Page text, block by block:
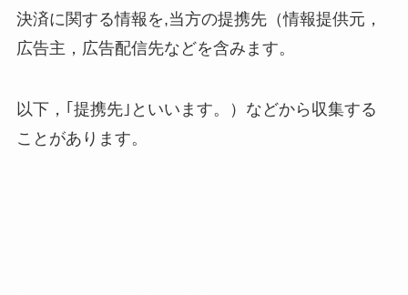
決済に関する情報を,当方の提携先（情報提供元，
広告主，広告配信先などを含みます。
以下，｢提携先｣といいます。）などから収集する
ことがあります。